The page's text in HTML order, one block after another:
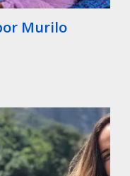
Murilo